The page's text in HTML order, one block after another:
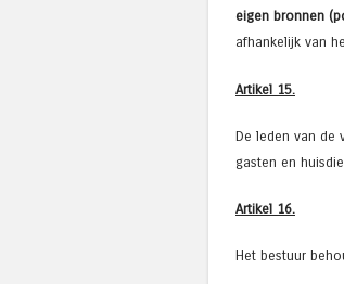
eigen bronnen
afhankelijk van
Artikel 15.
De leden van de
gasten en
Artikel 16.
Het bestuur